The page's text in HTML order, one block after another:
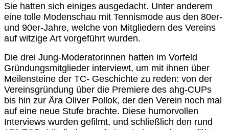
Sie hatten sich einiges ausgedacht. Unter anderem
eine tolle Modenschau mit Tennismode aus den 80er-
und 90er-Jahre, welche von Mitgliedern des Vereins
auf witzige Art vorgeführt wurden.
Die drei Jung-Moderatorinnen hatten im Vorfeld
Gründungsmitglieder interviewt, um mit ihnen über
Meilensteine der TC- Geschichte zu reden: von der
Vereinsgründung über die Premiere des ahg-CUPs
bis hin zur Ära Oliver Pollok, der den Verein noch mal
auf eine neue Stufe brachte. Diese humorvollen
Interviews wurden gefilmt, und schließlich den rund